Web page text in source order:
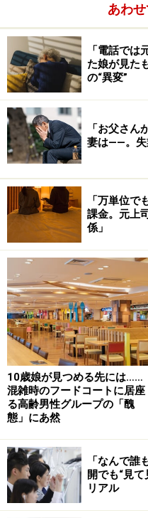
ールしてしまうと、その
生じてしまいます。明る
ったり、姉御肌を気取
り……。自分の一面だけを
際の顔とのギャップに自
のです。
話題の漫画の主人公は「
がら、うまくやっている
でも現実の世界では、そ
りません。いずれはボロ
りからも信用を失ってつ
ょう。
あわ
「電話で
た娘が見た
の“異変”
「お父さ
妻は――。失
「万単位で
課金。元上
係」
10歳娘が見つめる先には……
混雑時のフードコートに居座
る高齢男性グループの「醜
態」にあ然
「なんで
開でも“見
リアル